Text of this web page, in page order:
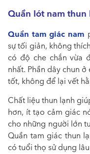
Quần lót nam thun
Quần tam giác nam
sự tối giản, không
có độ che chắn vừa
nhất. Phần dây chun
tốt, không để lại vết
Chất liệu thun lạnh
hơn, ít tạo cảm giác
cho những người lớn
Quần tam giác thun
có tuổi thọ sử dụng